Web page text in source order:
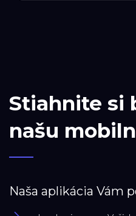
Stiahnite si
našu
Naša aplikácia Vám